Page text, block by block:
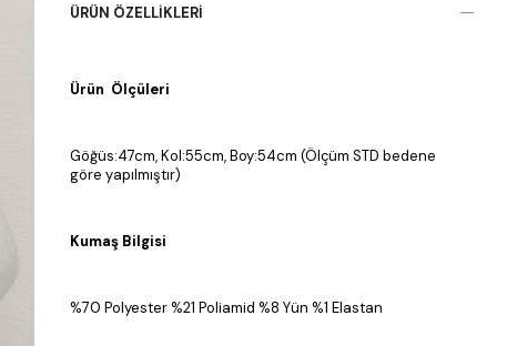
ÜRÜN ÖZELLIKLERI
Ürün Ölçüleri
Göğüs:47cm, Kol:55cm, Boy:54cm (Ölçüm STD bedene
göre yapılmıştır)
Kumaş Bilgisi
%70 Polyester %21 Poliamid %8 Yün %1 Elastan